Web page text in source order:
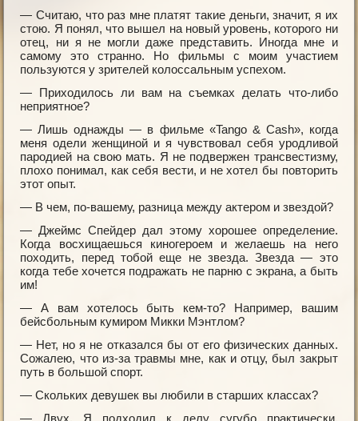
— Считаю, что раз мне платят такие деньги, значит, я их
стою. Я понял, что вышел на новый уровень, которого ни
отец, ни я не могли даже представить. Иногда мне и
самому это странно. Но фильмы с моим участием
пользуются у зрителей колоссальным успехом.
— Приходилось ли вам на съемках делать что-либо
неприятное?
— Лишь однажды — в фильме «Tango & Cash», когда
меня одели женщиной и я чувствовал себя уродливой
пародией на свою мать. Я не подвержен трансвестизму,
плохо понимал, как себя вести, и не хотел бы повторить
этот опыт.
— В чем, по-вашему, разница между актером и звездой?
— Джеймс Спейдер дал этому хорошее определение.
Когда восхищаешься киногероем и желаешь на него
походить, перед тобой еще не звезда. Звезда — это
когда тебе хочется подражать не парню с экрана, а быть
им!
— А вам хотелось быть кем-то? Например, вашим
бейсбольным кумиром Микки Мэнтлом?
— Нет, но я не отказался бы от его физических данных.
Сожалею, что из-за травмы мне, как и отцу, был закрыт
путь в большой спорт.
— Скольких девушек вы любили в старших классах?